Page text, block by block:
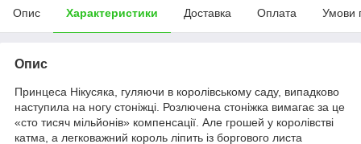
Опис Характеристики Доставка Оплата Умови
Опис
Принцеса Нікусяка, гуляючи в королівському саду, випадково
наступила на ногу стоніжці. Розлючена стоніжка вимагає за це
«сто тисяч мільйонів» компенсації. Але грошей у королівстві
катма, а легковажний король ліпить із боргового листа